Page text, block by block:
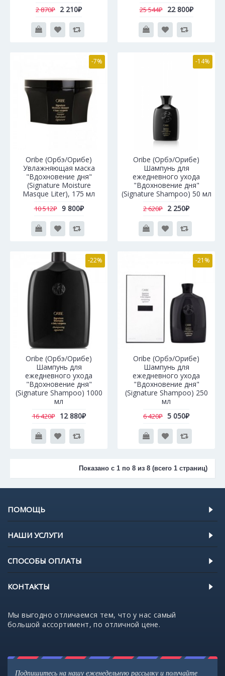
2 870₽ 2 210₽ 25 544₽ 22 800₽
-7%
Oribe (Орбэ/Орибе)
Увлажняющая маска
"Вдохновение дня"
(Signature Moisture
Masque Liter), 175 мл
10 512₽ 9 800₽
-14%
Oribe (Орбэ/Орибе)
Шампунь для
ежедневного ухода
"Вдохновение дня"
(Signature Shampoo) 50 мл
2 620₽ 2 250₽
-22%
Oribe (Орбэ/Орибе)
Шампунь для
ежедневного ухода
"Вдохновение дня"
(Signature Shampoo) 1000
мл
16 420₽ 12 880₽
-21%
Oribe (Орбэ/Орибе)
Шампунь для
ежедневного ухода
"Вдохновение дня"
(Signature Shampoo) 250
мл
6 420₽ 5 050₽
Показано с 1 по 8 из 8 (всего 1 страниц)
ПОМОЩЬ
НАШИ УСЛУГИ
СПОСОБЫ ОПЛАТЫ
КОНТАКТЫ
Мы выгодно отличаемся тем, что у нас самый
большой ассортимент, по отличной цене.
Подпишитесь на нашу еженедельную рассылку и получайте